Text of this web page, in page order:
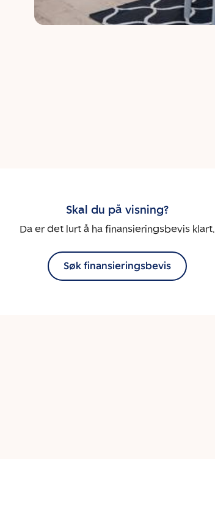
Skal du på visning?
Da er det lurt å ha finansieringsbevis klart.
Søk finansieringsbevis